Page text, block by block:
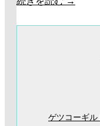
ゲツコーギル